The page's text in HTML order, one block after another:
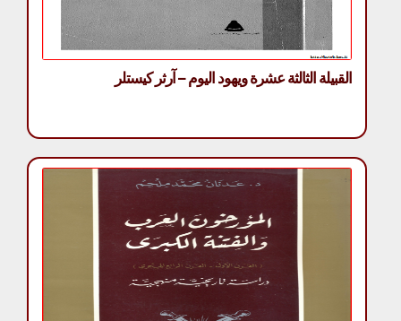
القبيلة الثالثة عشرة ويهود اليوم – آرثر كيستلر